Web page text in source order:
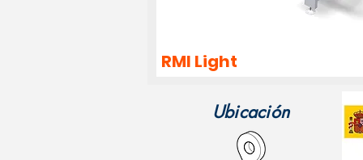
RMI Light
Ubicación